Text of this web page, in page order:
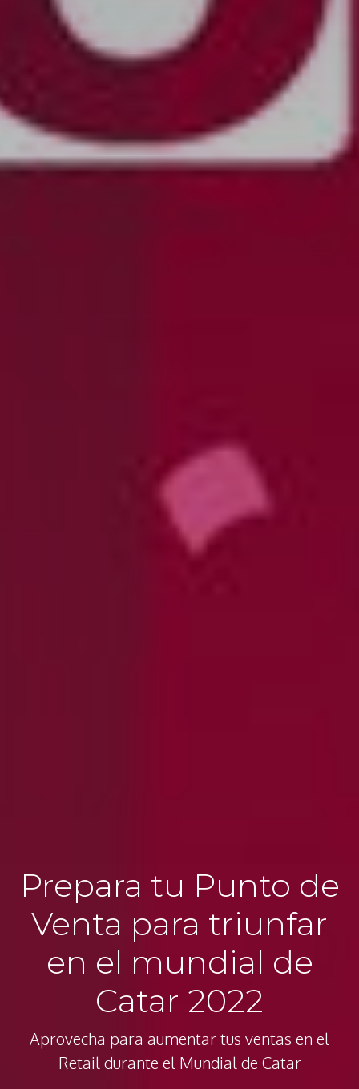
Prepara tu Punto de
Venta para triunfar
en el mundial de
Catar 2022
Aprovecha para aumentar tus ventas en el
Retail durante el Mundial de Catar